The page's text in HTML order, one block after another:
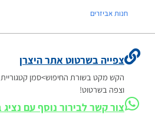
חנות אביזרים
צפייה בשרטוט אתר היצרן
הקש מקט בשורת החיפוש>סמן
וצפה בשרטוט!
צור קשר לבירור נוסף עם נציג